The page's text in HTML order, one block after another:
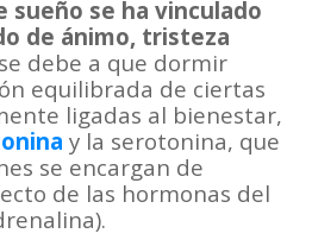
sueño se ha vinculado
de ánimo, tristeza
debe a que dormir
equilibrada de ciertas
ligadas al bienestar,
y la serotonina, que
se encargan de
de las hormonas del